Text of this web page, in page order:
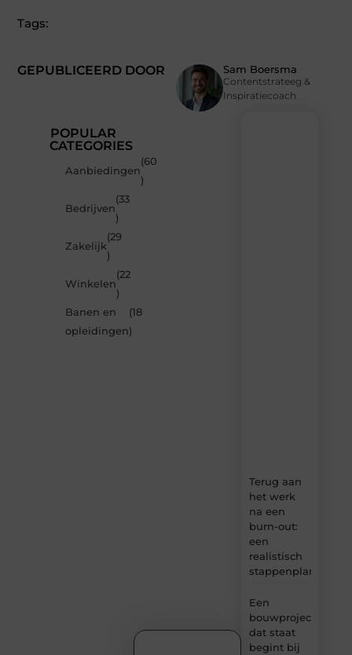
GEPUBLICEERD DOOR Sam Boersma
Contentstrateeg &
Inspiratiecoach
Tags:
POPULAR
CATEGORIES
Aanbiedingen
(60
)
Bedrijven
(33
)
Zakelijk
(29
)
Winkelen
(22
)
Banen en
opleidingen
(18
)
Terug aan
het werk
na een
burn-out:
een
realistisch
stappenplan
Een
bouwproject
dat staat
begint bij